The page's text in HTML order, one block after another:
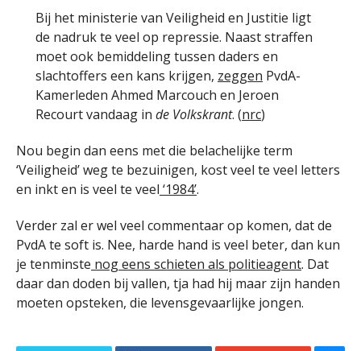
Bij het ministerie van Veiligheid en Justitie ligt
de nadruk te veel op repressie. Naast straffen
moet ook bemiddeling tussen daders en
slachtoffers een kans krijgen, zeggen PvdA-
Kamerleden Ahmed Marcouch en Jeroen
Recourt vandaag in de Volkskrant. (nrc)
Nou begin dan eens met die belachelijke term
‘Veiligheid’ weg te bezuinigen, kost veel te veel letters
en inkt en is veel te veel ‘1984’.
Verder zal er wel veel commentaar op komen, dat de
PvdA te soft is. Nee, harde hand is veel beter, dan kun
je tenminste nog eens schieten als politieagent. Dat
daar dan doden bij vallen, tja had hij maar zijn handen
moeten opsteken, die levensgevaarlijke jongen.